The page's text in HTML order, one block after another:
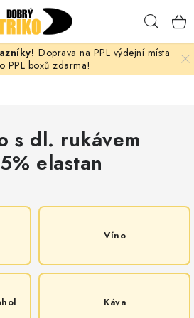
Doprava na PPL výdejní místa
PPL boxů zdarma!
s dl. rukávem
elastan
Víno
Káva